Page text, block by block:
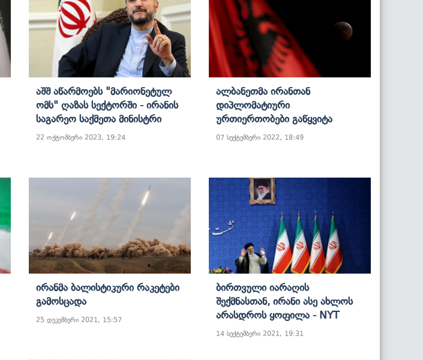
Აშშ Აწარმოებს "მარიონეტულ
Ომს" Ღაზას Სექტორში - Ირანის
Საგარეო Საქმეთა Მინისტრი
22 ოქტომბერი 2023, 19:24
Ალბანეთმა Ირანთან
Დიპლომატიური
Ურთიერთობები Გაწყვიტა
07 სექტემბერი 2022, 18:49
Ირანმა Ბალისტიკური Რაკეტები
Გამოსცადა
25 დეკემბერი 2021, 15:57
Ბირთვული Იარაღის
Შექმნასთან, Ირანი Ასე Ახლოს
Არასდროს Ყოფილა - NYT
14 სექტემბერი 2021, 19:31